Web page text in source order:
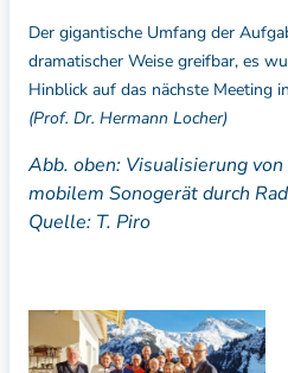
Der gigantische Umfang der
dramatischer Weise greifbar, es
Hinblick auf das nächste Meeting
(Prof. Dr. Hermann Locher)
Abb. oben: Visualisierung
mobilem Sonogerät durch
Quelle: T. Piro